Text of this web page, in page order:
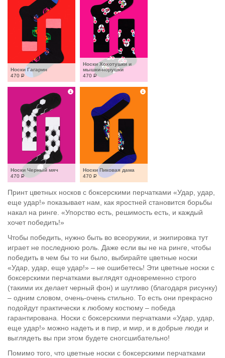
Носки Гагарин
470 Р
Носки Хохотушки и
мышки-норушки
470 Р
Носки Черный мяч
470 Р
Носки Пиковая дама
470 Р
Принт цветных носков с боксерскими перчатками «Удар, удар,
еще удар!» показывает нам, как яростней становится борьбы
накал на ринге. «Упорство есть, решимость есть, и каждый
хочет победить!»
Чтобы победить, нужно быть во всеоружии, и экипировка тут
играет не последнюю роль. Даже если вы не на ринге, чтобы
победить в чем бы то ни было, выбирайте цветные носки
«Удар, удар, еще удар!» – не ошибетесь! Эти цветные носки с
боксерскими перчатками выглядят одновременно строго
(такими их делает черный фон) и шутливо (благодаря рисунку)
– одним словом, очень-очень стильно. То есть они прекрасно
подойдут практически к любому костюму – победа
гарантирована. Носки с боксерскими перчатками «Удар, удар,
еще удар!» можно надеть и в пир, и мир, и в добрые люди и
выглядеть вы при этом будете сногсшибательно!
Помимо того, что цветные носки с боксерскими перчатками